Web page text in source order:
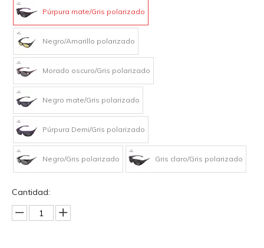
Púrpura mate/Gris polarizado
Negro/Amarillo polarizado
Morado oscuro/Gris polarizado
Negro mate/Gris polarizado
Púrpura Demi/Gris polarizado
Negro/Gris polarizado Gris claro/Gris polarizado
Cantidad: